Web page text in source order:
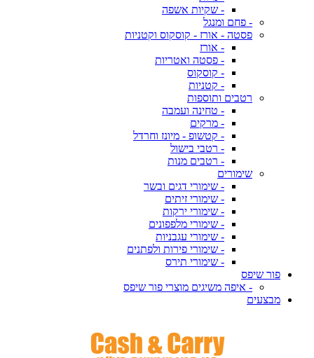
- שקיות אשפה
- פחם ומנגל
פסטה - אורז - קוסקוס וקטניות
- אורז
- פסטה ואטריות
- קוסקוס
- קטניות
רטבים ותוספות
- טחינה ועמבה
- מרקים
- קטשופ - מיונז וחרדל
- רטבי בישול
- רטבים מנות
שימורים
- שימורי דגים ובשר
- שימורי זיתים
- שימורי ירקות
- שימורי מלפפונים
- שימורי עגבניות
- שימורי פירות ולפתנים
- שימורי תירס
פור שיפס
- איפה משיגים מוצרי פור שיפס
מבצעים